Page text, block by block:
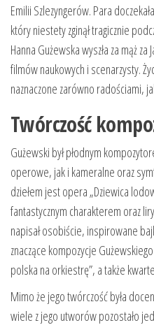
Emilii Szlezyngerów. Para
który niestety zginął tragicznie
Hanna Gużewska wyszła za mąż
filmów naukowych i scenarzysty.
naznaczone zarówno radościami,
Twórczość
Gużewski był płodnym
operowe, jak i kameralne oraz
dziełem jest opera „Dziewica
fantastycznym charakterem oraz
napisał osobiście, inspirowane
znaczące kompozycje
polska na orkiestrę”, a także
Mimo że jego twórczość była
wiele z jego utworów pozostało